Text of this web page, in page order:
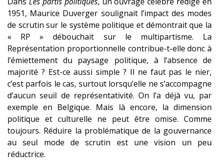
1951, Maurice Duverger soulignait l’impact des modes
de scrutin sur le système politique et démontrait que la
« RP » débouchait sur le multipartisme. La
Représentation proportionnelle contribue-t-elle donc à
l’émiettement du paysage politique, à l’absence de
majorité ? Est-ce aussi simple ? Il ne faut pas le nier,
c’est parfois le cas, surtout lorsqu’elle ne s’accompagne
d’aucun seuil de représentativité. On l’a déjà vu, par
exemple en Belgique. Mais là encore, la dimension
politique et culturelle ne peut être omise. Comme
toujours. Réduire la problématique de la gouvernance
au seul mode de scrutin est une vision un peu
réductrice.